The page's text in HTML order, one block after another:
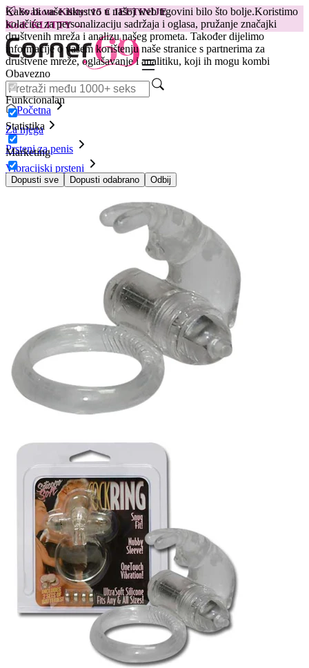
Kako bi vaše iskustvo u našoj web trgovini bilo što bolje.Koristimo
kolačiće za personalizaciju sadržaja i oglasa, pružanje značajki
društvenih mreža i analizu našeg prometa. Također dijelimo
informacije o vašem korištenju naše stranice s partnerima za
društvene mreže, oglašavanje i analitiku, koji ih mogu kombi
Obavezno
Funkcionalan
Statistika
Marketing
Dopusti sve Dopusti odabrano Odbij
😽Svakom Klitty: 15 € JEFTINIJE
Kod: KLITTY →
Početna
Za njega
Prsteni za penis
Vibracijski prsteni
Prsten za penis rabbit vibratorom